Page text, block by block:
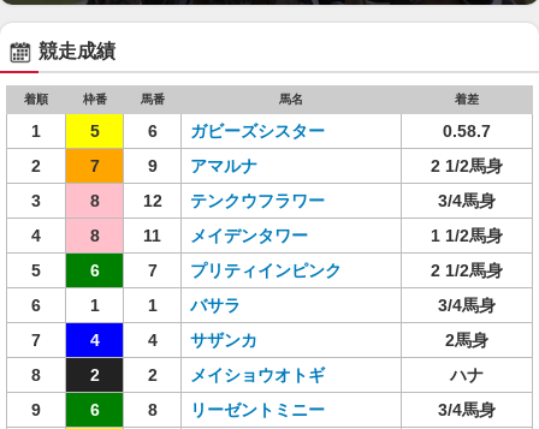
競走成績
着順 枠番 馬番 馬名 着差
1 5 6 ガビーズシスター
0.58.7
2
7 9 アマルナ
2 1/2馬身
3
8 12 テンクウフラワー
3/4馬身
4
8 11 メイデンタワー
1 1/2馬身
5
6 7 プリティインピンク
2 1/2馬身
6
1 1 バサラ
3/4馬身
7
4 4 サザンカ
2馬身
8
2 2 メイショウオトギ
ハナ
9
6 8 リーゼントミニー
3/4馬身